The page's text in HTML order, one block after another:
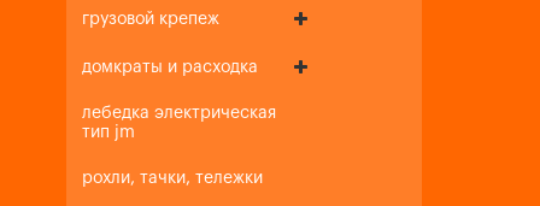
грузовой крепеж
домкраты и расходка
лебедка электрическая
тип jm
рохли, тачки, тележки